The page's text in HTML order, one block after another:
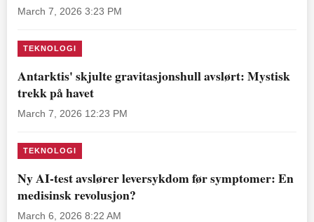
March 7, 2026 3:23 PM
TEKNOLOGI
Antarktis' skjulte gravitasjonshull avslørt: Mystisk
trekk på havet
March 7, 2026 12:23 PM
TEKNOLOGI
Ny AI-test avslører leversykdom før symptomer: En
medisinsk revolusjon?
March 6, 2026 8:22 AM